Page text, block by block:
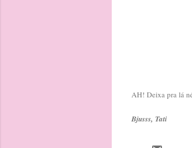
AH! Deixa pra lá
Bjusss, Tati